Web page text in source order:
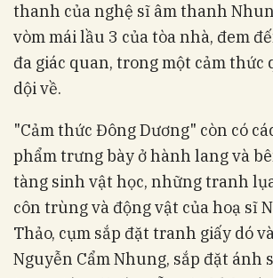
thanh của nghệ sĩ âm thanh
vòm mái lầu 3 của tòa nhà, đem
đa giác quan, trong một cảm thức
dội về.
"Cảm thức Đông Dương" còn có
phẩm trưng bày ở hành lang và
tàng sinh vật học, những tranh
côn trùng và động vật của hoạ sĩ
Thảo, cụm sắp đặt tranh giấy dó
Nguyễn Cẩm Nhung, sắp đặt ánh